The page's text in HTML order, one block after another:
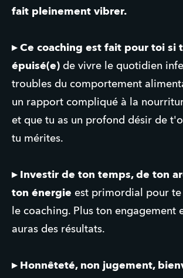
fait pleinement vibrer.
▸ Ce coaching est fait pour toi si
épuisé(e) de vivre le quotidien
troubles du comportement
un rapport compliqué à la
et que tu as un profond désir de
tu mérites.
▸ Investir de ton temps, de ton
ton énergie est primordial pour te
le coaching. Plus ton engagement
auras des résultats.
▸ Honnêteté, non jugement,